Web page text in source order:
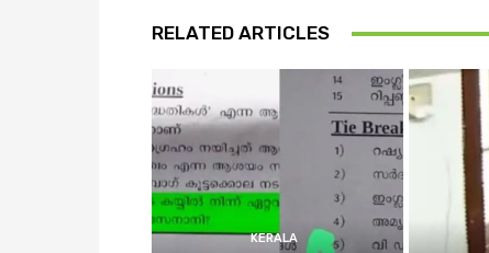
RELATED ARTICLES
KERALA